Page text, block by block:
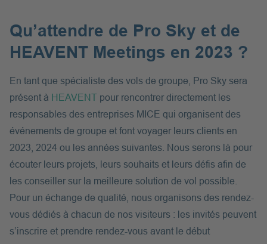
Qu’attendre de Pro Sky et de
HEAVENT Meetings en 2023 ?
En tant que spécialiste des vols de groupe, Pro Sky sera
présent à HEAVENT pour rencontrer directement les
responsables des entreprises MICE qui organisent des
événements de groupe et font voyager leurs clients en
2023, 2024 ou les années suivantes. Nous serons là pour
écouter leurs projets, leurs souhaits et leurs défis afin de
les conseiller sur la meilleure solution de vol possible.
Pour un échange de qualité, nous organisons des rendez-
vous dédiés à chacun de nos visiteurs : les invités peuvent
s’inscrire et prendre rendez-vous avant le début